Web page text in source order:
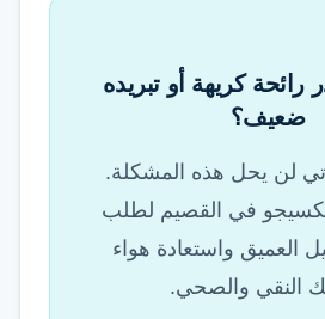
كريهة أو تبريده
ضعيف؟
لن يحل هذه المشكلة.
في القصيم لطلب
العميق واستعادة هواء
النقي والصحي.